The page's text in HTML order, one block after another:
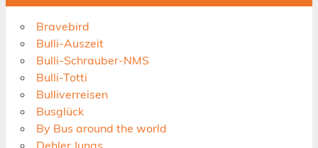
Bravebird
Bulli-Auszeit
Bulli-Schrauber-NMS
Bulli-Totti
Bulliverreisen
Busglück
By Bus around the world
Dehler Jungs